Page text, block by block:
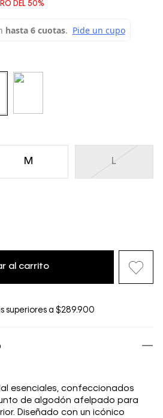
DEL 50%
M L
al carrito
superiores a $289.900
esenciales, confeccionados
de algodón afelpado para
Diseñado con un icónico